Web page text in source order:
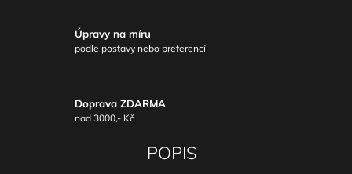
Úpravy na míru
podle postavy nebo preferencí
Doprava ZDARMA
nad 3000,- Kč
POPIS